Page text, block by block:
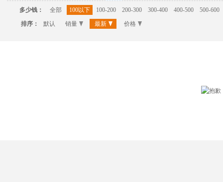
多少钱： 全部 100以下 100-200 200-300 300-400 400-500
500-600
排序：
默认 销量 最新 价格